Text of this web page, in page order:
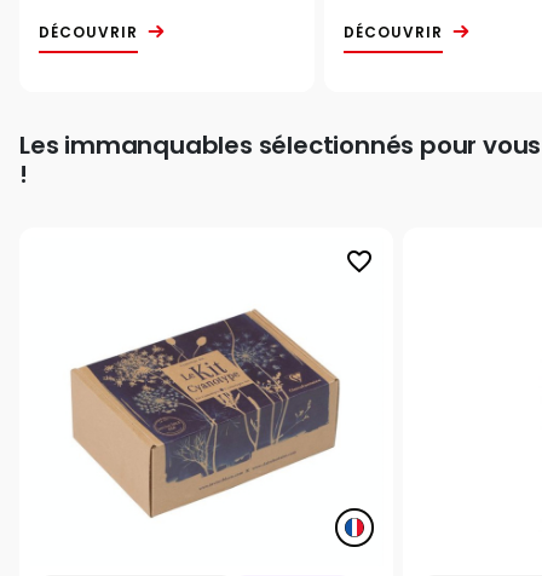
DÉCOUVRIR DÉCOUVRIR
Les immanquables sélectionnés pour vous
!
favorite_border